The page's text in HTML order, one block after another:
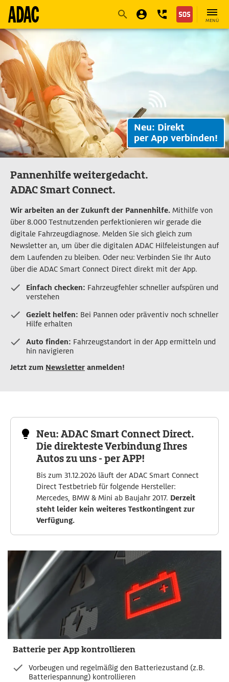
NavigationSuche
MENÜ
Pannenhilfe weitergedacht.
ADAC Smart Connect.
Wir arbeiten an der Zukunft der Pannenhilfe. Mithilfe von
über 8.000 Testnutzenden perfektionieren wir gerade die
digitale Fahrzeugdiagnose. Melden Sie sich gleich zum
Newsletter an, um über die digitalen ADAC Hilfeleistungen auf
dem Laufenden zu bleiben. Oder neu: Verbinden Sie Ihr Auto
über die ADAC Smart Connect Direct direkt mit der App.
Einfach checken: Fahrzeugfehler schneller aufspüren und
verstehen
Gezielt helfen: Bei Pannen oder präventiv noch schneller
Hilfe erhalten
Auto finden: Fahrzeugstandort in der App ermitteln und
hin navigieren
Jetzt zum Newsletter anmelden!
Neu: Direkt
per App verbinden!
Neu: ADAC Smart Connect Direct.
Die direkteste Verbindung Ihres
Autos zu uns - per APP!
Bis zum 31.12.2026 läuft der ADAC Smart Connect
Direct Testbetrieb für folgende Hersteller:
Mercedes, BMW & Mini ab Baujahr 2017. Derzeit
steht leider kein weiteres Testkontingent zur
Verfügung.
Batterie per App kontrollieren
Vorbeugen und regelmäßig den Batteriezustand (z.B.
Batteriespannung) kontrollieren